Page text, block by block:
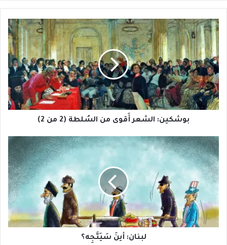
بوشكين:
الشعر
أَقوى
من
السُلطة
(2
من
2)
بوشكين: الشعر أَقوى من السُلطة (2 من 2)
لبنان:
أينَ
سَيَتَّجِه؟
لبنان: أينَ سَيَتَّجِه؟